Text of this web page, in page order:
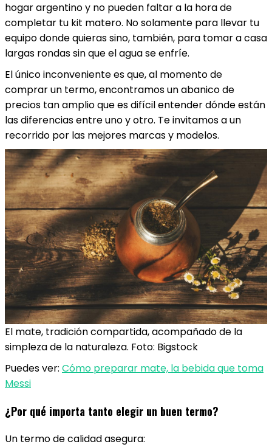
hogar argentino y no pueden faltar a la hora de
completar tu kit matero. No solamente para llevar tu
equipo donde quieras sino, también, para tomar a casa
largas rondas sin que el agua se enfríe.
El único inconveniente es que, al momento de
comprar un termo, encontramos un abanico de
precios tan amplio que es difícil entender dónde están
las diferencias entre uno y otro. Te invitamos a un
recorrido por las mejores marcas y modelos.
El mate, tradición compartida, acompañado de la
simpleza de la naturaleza. Foto: Bigstock
Puedes ver: Cómo preparar mate, la bebida que toma
Messi
¿Por qué importa tanto elegir un buen termo?
Un termo de calidad asegura: